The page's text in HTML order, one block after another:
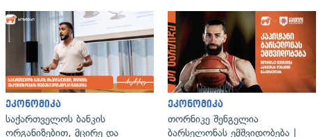
გადახედვა
ეკონომიკა
საქართველოს ბანკის
ორგანიზებით, მცირე და
ეკონომიკა
თორნიკე შენგელია
ბარსელონას ემშვიდობება |